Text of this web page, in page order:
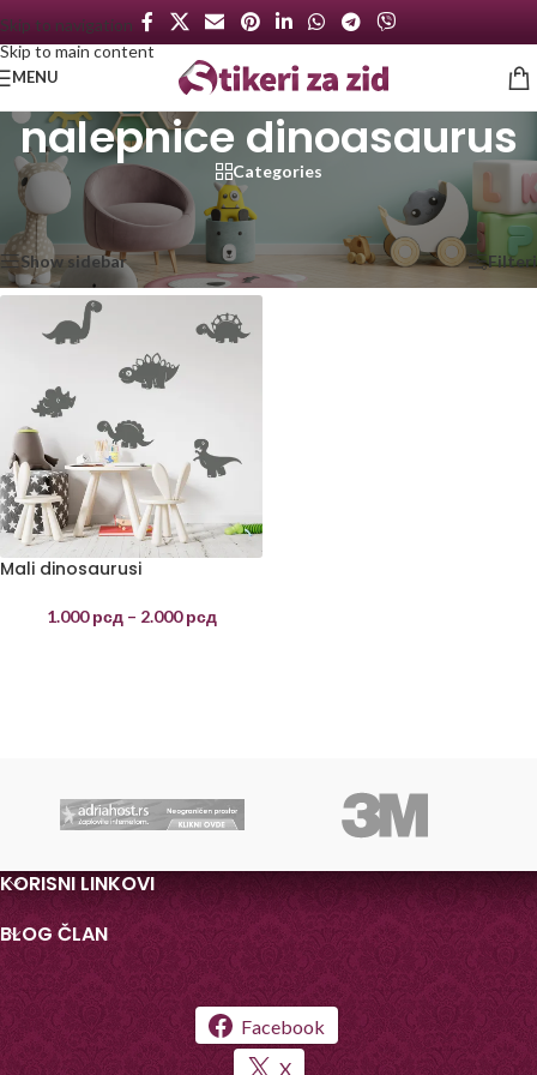
Skip to navigation
Skip to main content
MENU
nalepnice dinoasaurus
Categories
Početna
Proizvod označen „nalepnice dinoasaurus“
Prikazan jedan rezultat
Show sidebar Filteri
Mali dinosaurusi
1.000рсд – 2.000рсд
KORISNI LINKOVI
BLOG ČLAN
Facebook
X